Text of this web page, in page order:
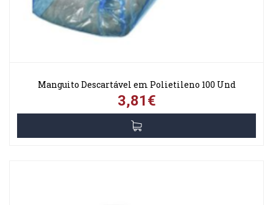
Manguito Descartável em Polietileno 100 Und
3,81€